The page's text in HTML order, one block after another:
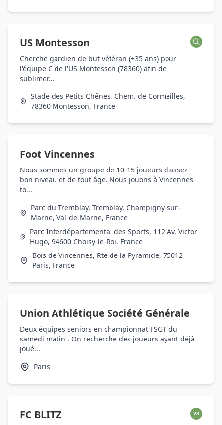
US Montesson
Cherche gardien de but vétéran (+35 ans) pour
l'équipe C de l'US Montesson (78360) afin de
sublimer...
Stade des Petits Chênes, Chem. de Cormeilles,
78360 Montesson, France
Foot Vincennes
Nous sommes un groupe de 10-15 joueurs d'assez
bon niveau et de tout âge. Nous jouons à Vincennes
to...
Parc du Tremblay, Tremblay, Champigny-sur-
Marne, Val-de-Marne, France
Parc Interdépartemental des Sports, 112 Av. Victor
Hugo, 94600 Choisy-le-Roi, France
Bois de Vincennes, Rte de la Pyramide, 75012
Paris, France
Union Athlétique Société Générale
Deux équipes seniors en championnat FSGT du
samedi matin . On recherche des joueurs ayant déjà
joué...
Paris
FC BLITZ VS